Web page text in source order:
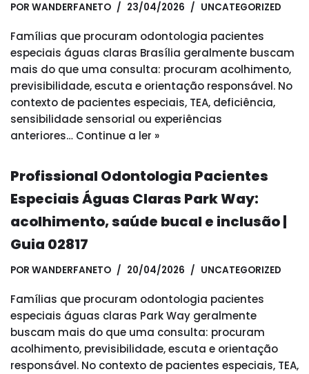
POR WANDERFANETO 23/04/2026 UNCATEGORIZED
Famílias que procuram odontologia pacientes
especiais águas claras Brasília geralmente buscam
mais do que uma consulta: procuram acolhimento,
previsibilidade, escuta e orientação responsável. No
contexto de pacientes especiais, TEA, deficiência,
sensibilidade sensorial ou experiências
anteriores… Continue a ler »
Profissional Odontologia Pacientes
Especiais Águas Claras Park Way:
acolhimento, saúde bucal e inclusão |
Guia 02817
POR WANDERFANETO 20/04/2026 UNCATEGORIZED
Famílias que procuram odontologia pacientes
especiais águas claras Park Way geralmente
buscam mais do que uma consulta: procuram
acolhimento, previsibilidade, escuta e orientação
responsável. No contexto de pacientes especiais, TEA,